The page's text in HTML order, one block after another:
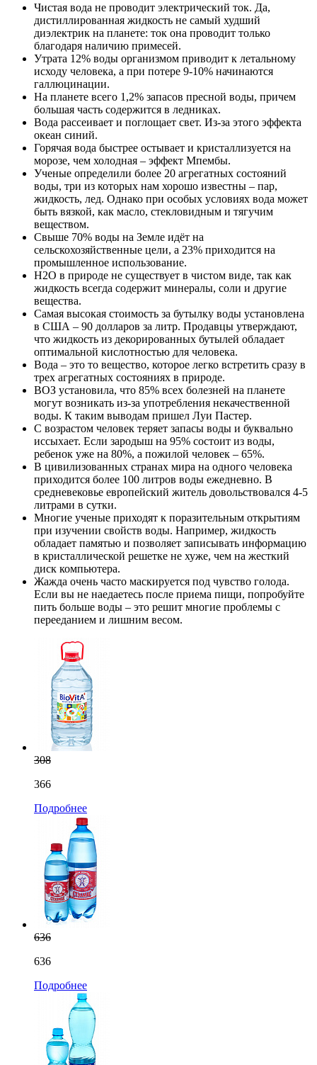
Чистая вода не проводит электрический ток. Да,
дистиллированная жидкость не самый худший
диэлектрик на планете: ток она проводит только
благодаря наличию примесей.
Утрата 12% воды организмом приводит к летальному
исходу человека, а при потере 9-10% начинаются
галлюцинации.
На планете всего 1,2% запасов пресной воды, причем
большая часть содержится в ледниках.
Вода рассеивает и поглощает свет. Из-за этого эффекта
океан синий.
Горячая вода быстрее остывает и кристаллизуется на
морозе, чем холодная – эффект Мпембы.
Ученые определили более 20 агрегатных состояний
воды, три из которых нам хорошо известны – пар,
жидкость, лед. Однако при особых условиях вода может
быть вязкой, как масло, стекловидным и тягучим
веществом.
Свыше 70% воды на Земле идёт на
сельскохозяйственные цели, а 23% приходится на
промышленное использование.
H2O в природе не существует в чистом виде, так как
жидкость всегда содержит минералы, соли и другие
вещества.
Самая высокая стоимость за бутылку воды установлена
в США – 90 долларов за литр. Продавцы утверждают,
что жидкость из декорированных бутылей обладает
оптимальной кислотностью для человека.
Вода – это то вещество, которое легко встретить сразу в
трех агрегатных состояниях в природе.
ВОЗ установила, что 85% всех болезней на планете
могут возникать из-за употребления некачественной
воды. К таким выводам пришел Луи Пастер.
С возрастом человек теряет запасы воды и буквально
иссыхает. Если зародыш на 95% состоит из воды,
ребенок уже на 80%, а пожилой человек – 65%.
В цивилизованных странах мира на одного человека
приходится более 100 литров воды ежедневно. В
средневековье европейский житель довольствовался 4-5
литрами в сутки.
Многие ученые приходят к поразительным открытиям
при изучении свойств воды. Например, жидкость
обладает памятью и позволяет записывать информацию
в кристаллической решетке не хуже, чем на жесткий
диск компьютера.
Жажда очень часто маскируется под чувство голода.
Если вы не наедаетесь после приема пищи, попробуйте
пить больше воды – это решит многие проблемы с
перееданием и лишним весом.
308
366
Подробнее
636
636
Подробнее